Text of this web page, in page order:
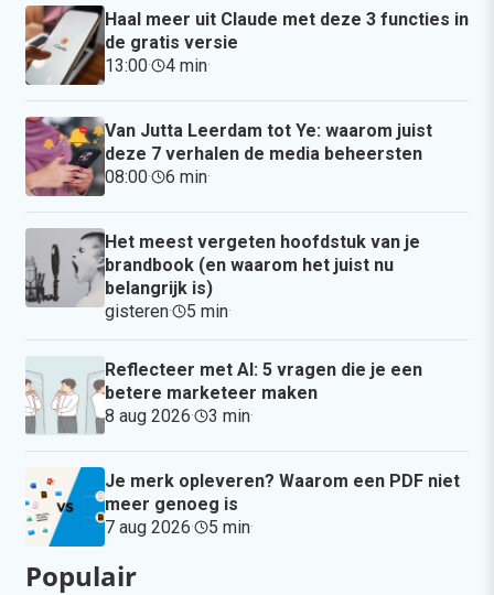
Haal meer uit Claude met deze 3 functies in
de gratis versie
13:00· 4 min·
Van Jutta Leerdam tot Ye: waarom juist
deze 7 verhalen de media beheersten
08:00· 6 min·
Het meest vergeten hoofdstuk van je
brandbook (en waarom het juist nu
belangrijk is)
gisteren· 5 min·
Reflecteer met AI: 5 vragen die je een
betere marketeer maken
8 aug 2026· 3 min·
Je merk opleveren? Waarom een PDF niet
meer genoeg is
7 aug 2026· 5 min·
Populair